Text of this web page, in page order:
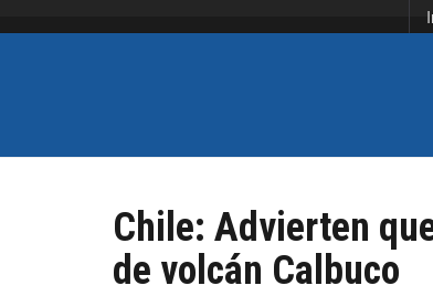
Chile: Advierten
de volcán Calbuco